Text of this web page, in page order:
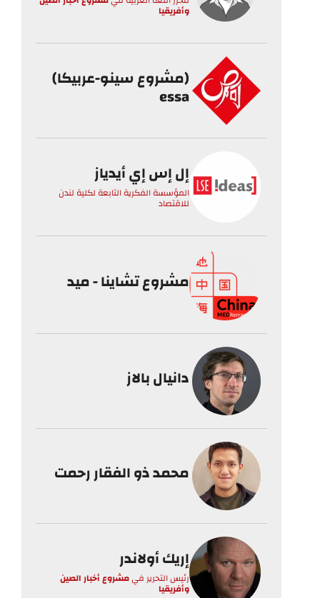
وأفريقيا
(مشروع سينو-عربيكا)
essa
إل إس إي أيدياز
المؤسسة الفكرية التابعة لكلية لندن
للاقتصاد
مشروع تشاينا - ميد
دانيال بالاز
محمد ذو الفقار رحمت
إريك أولاندر
رئيس التحرير فيمشروع أخبار الصين
وأفريقيا